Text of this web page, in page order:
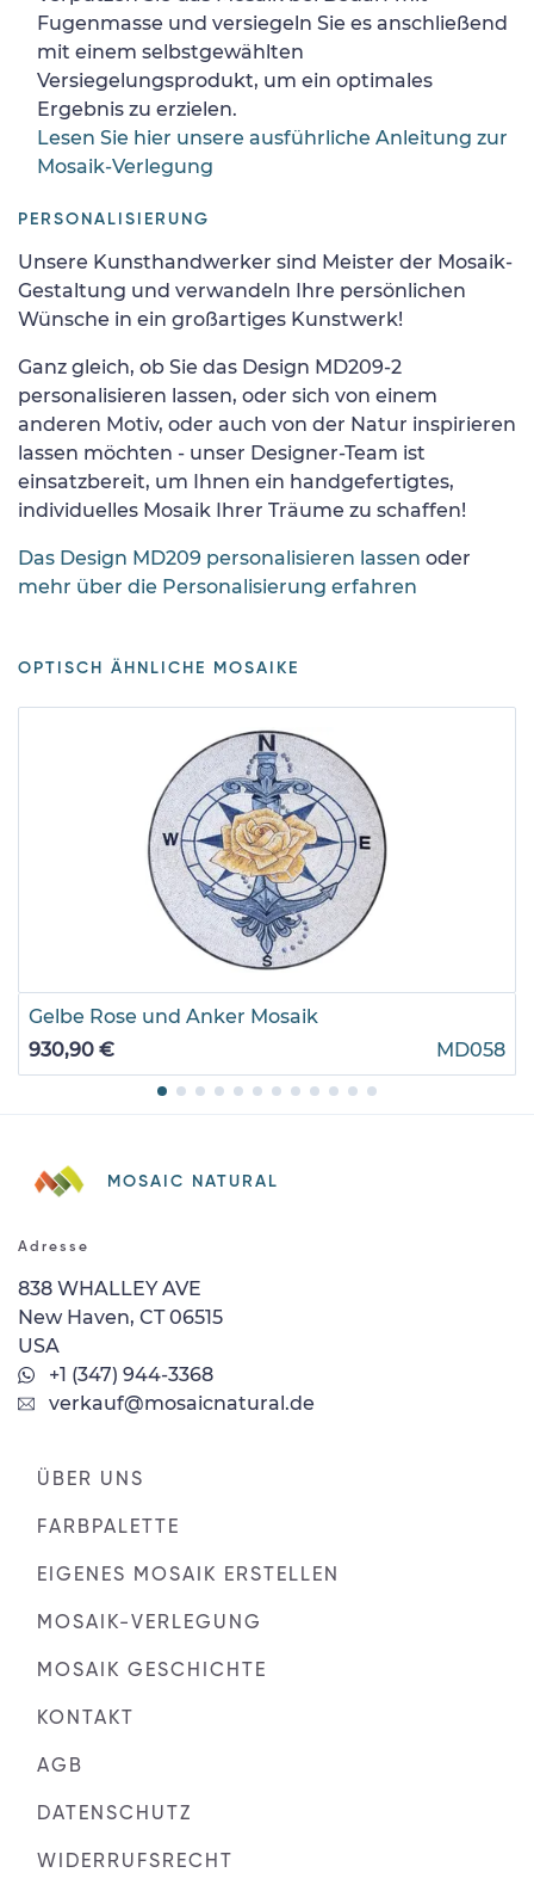
Fugenmasse und versiegeln Sie es anschließend
mit einem selbstgewählten
Versiegelungsprodukt, um ein optimales
Ergebnis zu erzielen.
Lesen Sie hier unsere ausführliche Anleitung zur
Mosaik-Verlegung
PERSONALISIERUNG
Unsere Kunsthandwerker sind Meister der Mosaik-
Gestaltung und verwandeln Ihre persönlichen
Wünsche in ein großartiges Kunstwerk!
Ganz gleich, ob Sie das Design MD209-2
personalisieren lassen, oder sich von einem
anderen Motiv, oder auch von der Natur inspirieren
lassen möchten - unser Designer-Team ist
einsatzbereit, um Ihnen ein handgefertigtes,
individuelles Mosaik Ihrer Träume zu schaffen!
Das Design MD209 personalisieren lassen oder
mehr über die Personalisierung erfahren
OPTISCH ÄHNLICHE MOSAIKE
Gelbe Rose und Anker Mosaik
930,90 €
MD058
MOSAIC NATURAL
Adresse
838 WHALLEY AVE
New Haven, CT 06515
USA
+1 (347) 944-3368
verkauf@mosaicnatural.de
ÜBER UNS
FARBPALETTE
EIGENES MOSAIK ERSTELLEN
MOSAIK-VERLEGUNG
MOSAIK GESCHICHTE
KONTAKT
AGB
DATENSCHUTZ
WIDERRUFSRECHT